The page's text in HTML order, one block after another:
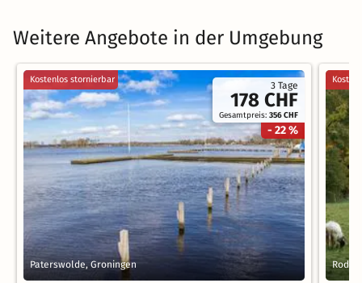
Weitere Angebote in der Umgebung
3 Tage
178 CHF
Gesamtpreis:356 CHF
- 22 %
Kostenlos stornierbar
Paterswolde, Groningen